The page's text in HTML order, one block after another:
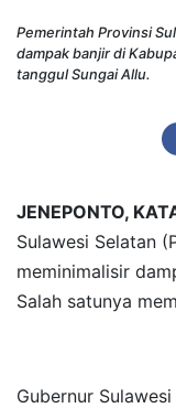
Pemerintah Provinsi
dampak banjir di
tanggul Sungai Allu.
JENEPONTO,
Sulawesi Selatan
meminimalisir
Salah satunya
Gubernur